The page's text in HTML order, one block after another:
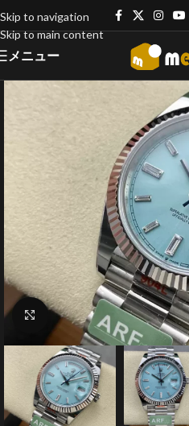
Skip to navigation
Skip to main content
メニュー
クリックで拡大